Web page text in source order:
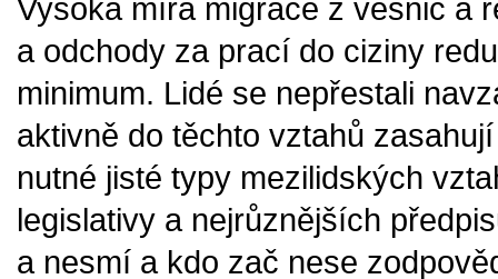
Vysoká míra migrace z vesnic a
a odchody za prací do ciziny
minimum. Lidé se nepřestali
aktivně do těchto vztahů
nutné jisté typy mezilidských
legislativy a nejrůznějších
a nesmí a kdo zač nese